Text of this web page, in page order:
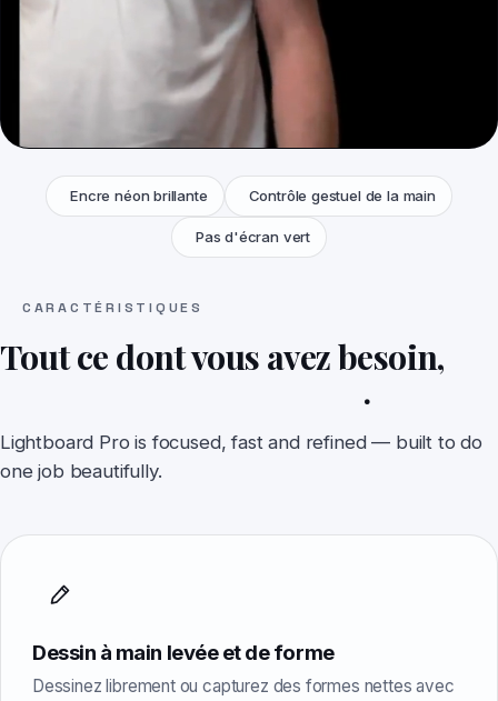
Encre néon brillante Contrôle gestuel de la main
Pas d'écran vert
CARACTÉRISTIQUES
Tout ce dont vous avez besoin,
.
Lightboard Pro is focused, fast and refined — built to do
one job beautifully.
Dessin à main levée et de forme
Dessinez librement ou capturez des formes nettes avec